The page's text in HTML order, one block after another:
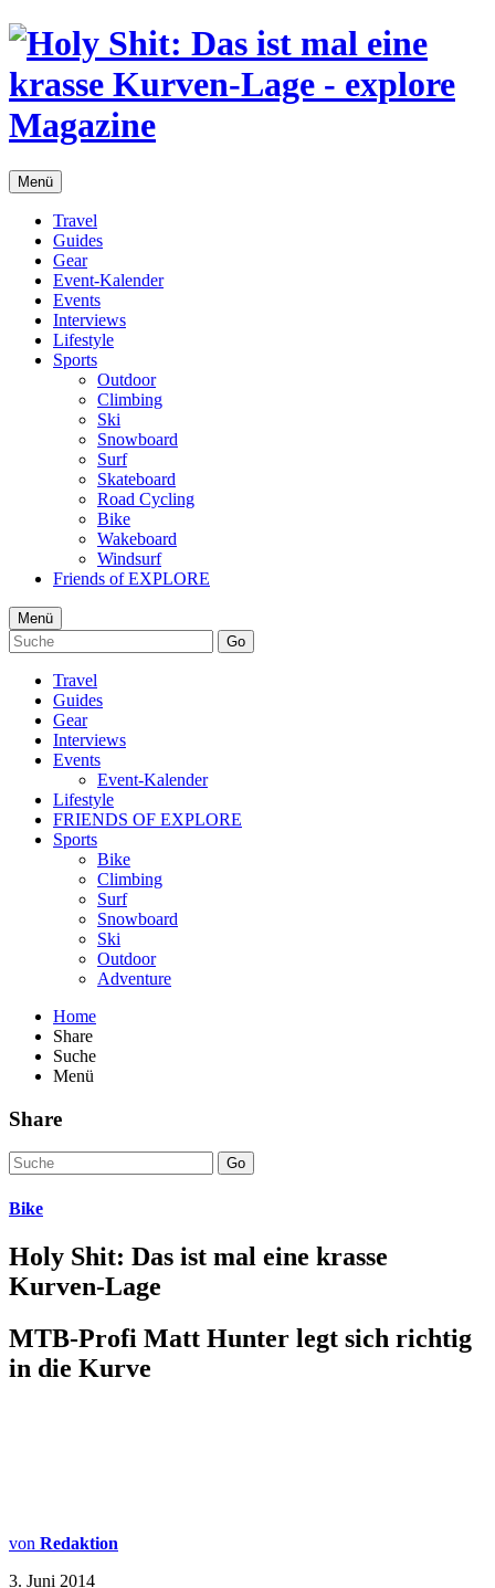
Menü
Travel
Guides
Gear
Event-Kalender
Events
Interviews
Lifestyle
Sports
Outdoor
Climbing
Ski
Snowboard
Surf
Skateboard
Road Cycling
Bike
Wakeboard
Windsurf
Friends of EXPLORE
Menü
Go
Travel
Guides
Gear
Interviews
Events
Event-Kalender
Lifestyle
FRIENDS OF EXPLORE
Sports
Bike
Climbing
Surf
Snowboard
Ski
Outdoor
Adventure
Home
Share
Suche
Menü
Share
Go
Bike
Holy Shit: Das ist mal eine krasse
Kurven-Lage
MTB-Profi Matt Hunter legt sich richtig
in die Kurve
von Redaktion
3. Juni 2014